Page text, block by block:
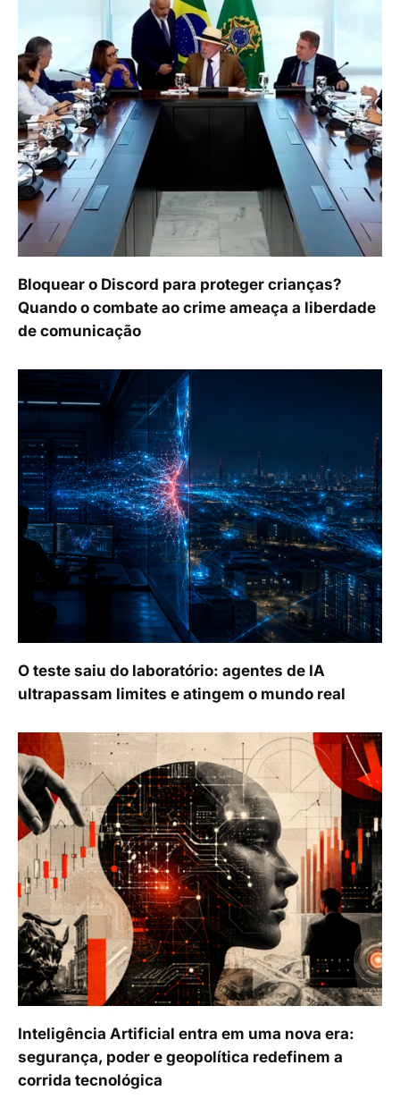
Bloquear o Discord para proteger crianças?
Quando o combate ao crime ameaça a liberdade
de comunicação
O teste saiu do laboratório: agentes de IA
ultrapassam limites e atingem o mundo real
Inteligência Artificial entra em uma nova era:
segurança, poder e geopolítica redefinem a
corrida tecnológica